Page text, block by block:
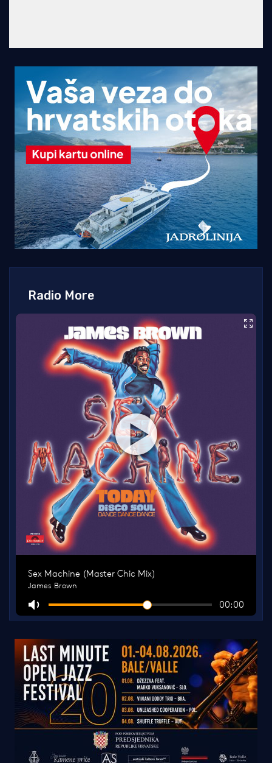
Radio More